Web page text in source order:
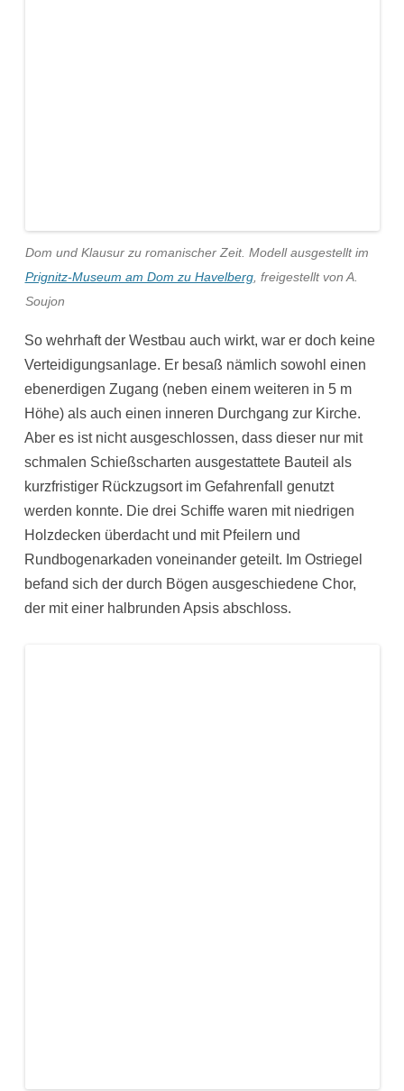
Dom und Klausur zu romanischer Zeit. Modell ausgestellt im
Prignitz-Museum am Dom zu Havelberg, freigestellt von A.
Soujon
So wehrhaft der Westbau auch wirkt, war er doch keine
Verteidigungsanlage. Er besaß nämlich sowohl einen
ebenerdigen Zugang (neben einem weiteren in 5 m
Höhe) als auch einen inneren Durchgang zur Kirche.
Aber es ist nicht ausgeschlossen, dass dieser nur mit
schmalen Schießscharten ausgestattete Bauteil als
kurzfristiger Rückzugsort im Gefahrenfall genutzt
werden konnte. Die drei Schiffe waren mit niedrigen
Holzdecken überdacht und mit Pfeilern und
Rundbogenarkaden voneinander geteilt. Im Ostriegel
befand sich der durch Bögen ausgeschiedene Chor,
der mit einer halbrunden Apsis abschloss.